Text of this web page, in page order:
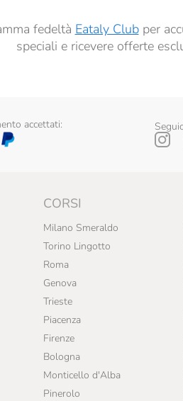
fedeltà Eataly Clubper
speciali e ricevere offerte
accettati:
CORSI
Milano Smeraldo
Torino Lingotto
Roma
Genova
Trieste
Piacenza
Firenze
Bologna
Monticello d'Alba
Pinerolo